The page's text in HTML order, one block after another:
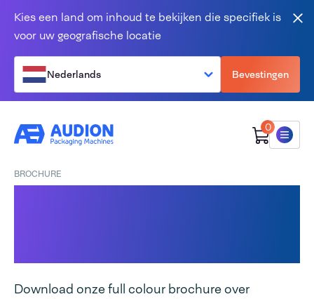
Kies een land om inhoud te bekijken die specifiek is
voor uw geografische locatie
Nederlands Bevestingen
0
Menu
BROCHURE
Download onze full colour brochure over